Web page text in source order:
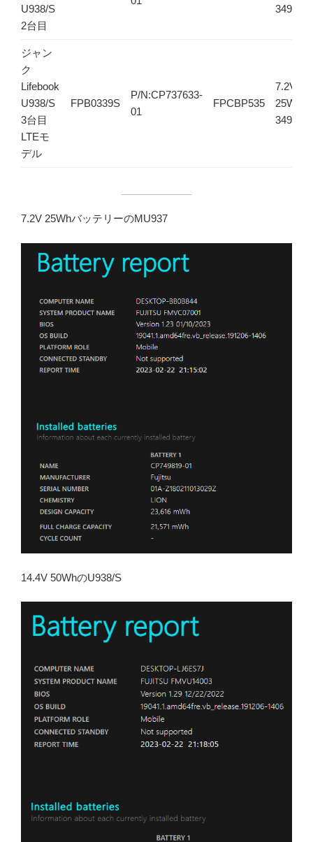
U938/S
2台目
ジャン
ク
Lifebook
U938/S
3台目
LTEモ
デル
FPB0339S
P/N:CP737633-
01
FPCBP535
7.2V
25Wh
7.2V 25WhバッテリーのMU937
14.4V 50WhのU938/S